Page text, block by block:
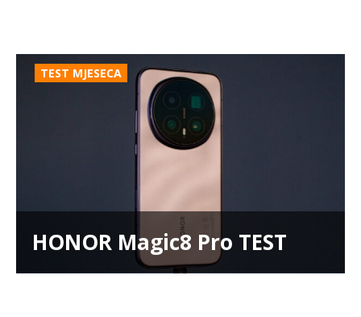
TEST MJESECA
HONOR Magic8 Pro TEST